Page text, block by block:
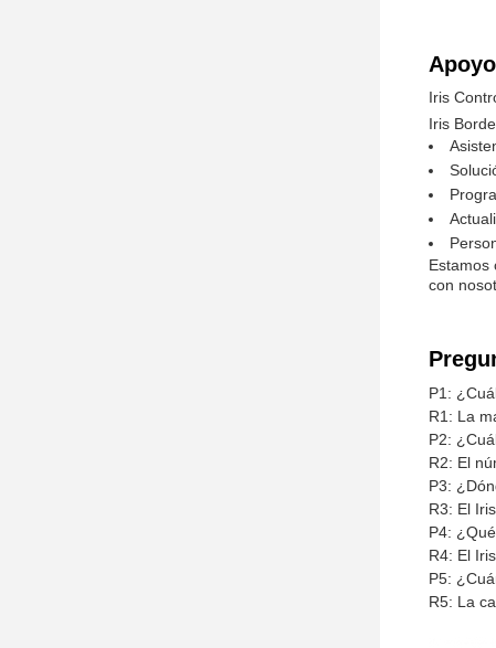
Iris
Iris
Estamos
con
P1:
R1: La
P2:
R2: El
P3:
R3: El
P4:
R4: El
P5:
R5: La